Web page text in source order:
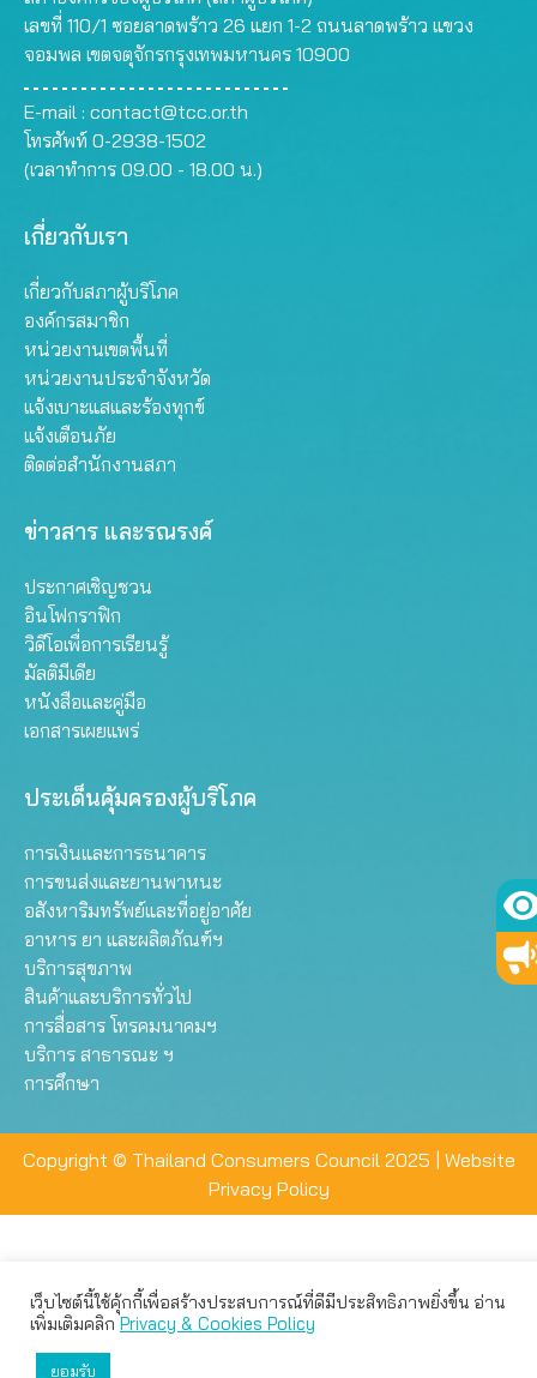
เลขที่ 110/1 ซอยลาดพร้าว 26 แยก 1-2 ถนนลาดพร้าว แขวง
จอมพล เขตจตุจักรกรุงเทพมหานคร 10900
E-mail : contact@tcc.or.th
โทรศัพท์ 0-2938-1502
(เวลาทำการ 09.00 - 18.00 น.)
เกี่ยวกับเรา
เกี่ยวกับสภาผู้บริโภค
องค์กรสมาชิก
หน่วยงานเขตพื้นที่
หน่วยงานประจำจังหวัด
แจ้งเบาะแสและร้องทุกข์
แจ้งเตือนภัย
ติดต่อสำนักงานสภา
ข่าวสาร และรณรงค์
ประกาศเชิญชวน
อินโฟกราฟิก
วิดีโอเพื่อการเรียนรู้
มัลติมีเดีย
หนังสือและคู่มือ
เอกสารเผยแพร่
ประเด็นคุ้มครองผู้บริโภค
การเงินและการธนาคาร
การขนส่งและยานพาหนะ
อสังหาริมทรัพย์และที่อยู่อาศัย
อาหาร ยา และผลิตภัณฑ์ฯ
บริการสุขภาพ
สินค้าและบริการทั่วไป
การสื่อสาร โทรคมนาคมฯ
บริการ สาธารณะ ฯ
การศึกษา
Copyright © Thailand Consumers Council 2025 | Website
Privacy Policy
เว็บไซต์นี้ใช้คุ้กกี้เพื่อสร้างประสบการณ์ที่ดีมีประสิทธิภาพยิ่งขึ้น อ่าน
เพิ่มเติมคลิกPrivacy & Cookies Policy
ยอมรับ
เว็บไซต์นี้ใช้คุกกี้เพื่อมอบประสบการณ์การใช้งานที่ดีให้แก่ท่าน คุณ
สามารถเลือกตั้งค่าความเป็นส่วนตัวได้